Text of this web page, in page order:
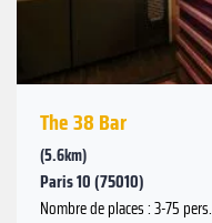
The 38 Bar
(5.6km)
Paris 10 (75010)
Nombre de places : 3-75 pers.